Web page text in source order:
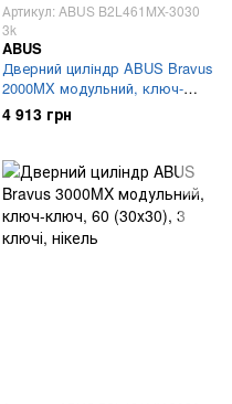
Артикул: ABUS B2L461MX-3030
3k
ABUS
Дверний циліндр ABUS Bravus
2000MX модульний, ключ-
ключ, 60 (30х30), 3 ключі,
4 913 грн